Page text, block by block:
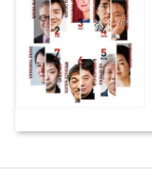
コラム